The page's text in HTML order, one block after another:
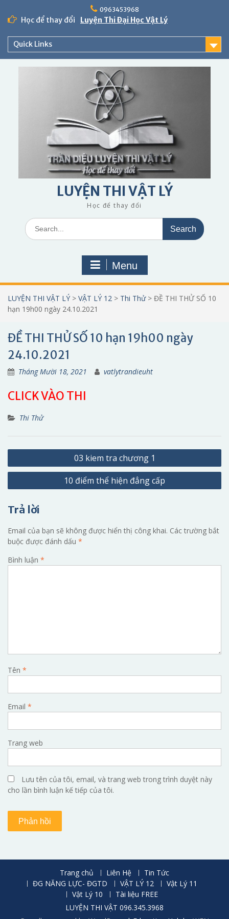
content
0963453968
Học để thay đổi Luyện Thi Đại Học Vật Lý
Quick Links
LUYỆN THI VẬT LÝ
Học để thay đổi
Search
for:
Menu
LUYỆN THI VẬT LÝ > VẬT LÝ 12 > Thi Thử> ĐỀ THI THỬ SỐ 10
hạn 19h00 ngày 24.10.2021
ĐỀ THI THỬ SỐ 10 hạn 19h00 ngày
24.10.2021
Tháng Mười 18, 2021 vatlytrandieuht
CLICK VÀO THI
Thi Thử
Điều
hướng
03 kiem tra chương 1
10 điểm thể hiện đẳng cấp
Trả lời
Email của bạn sẽ không được hiển thị công khai. Các trường bắt
buộc được đánh dấu *
Bình luận *
Tên *
Email *
Trang web
Lưu tên của tôi, email, và trang web trong trình duyệt này
cho lần bình luận kế tiếp của tôi.
Trang chủ Liên Hệ
Tin Tức
ĐG NĂNG LỰC- ĐGTD
VẬT LÝ 12
Vật Lý 11
Vật Lý 10
Tài liệu FREE
LUYỆN THI VẬT 096.345.3968